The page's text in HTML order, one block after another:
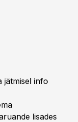
jätmisel info
lisades